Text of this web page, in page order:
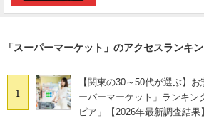
「スーパーマーケット」のアクセスランキ
1
【関東の30～50代が選ぶ】
ーパーマーケット」ランキ
ピア」【2026年最新調査結果】